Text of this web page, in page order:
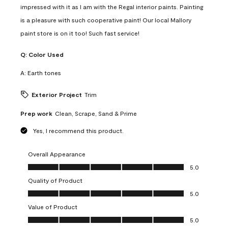
impressed with it as I am with the Regal interior paints. Painting
is a pleasure with such cooperative paint! Our local Mallory
paint store is on it too! Such fast service!
Q: Color Used
A: Earth tones
Exterior Project Trim
Prep work Clean, Scrape, Sand & Prime
Yes, I recommend this product.
Overall Appearance
Overall Appearance, 5.0 out of 5
5.0
Quality of Product
Quality of Product, 5.0 out of 5
5.0
Value of Product
Value of Product, 5.0 out of 5
5.0